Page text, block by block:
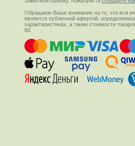
Обращаем Ваше внимание на то, что вся
является публичной офертой,
характеристиках, а также стоимости
60.